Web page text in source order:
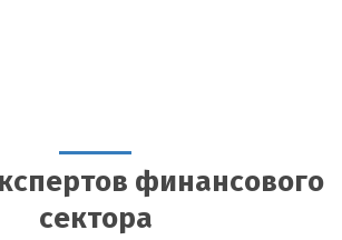
финансового
сектора